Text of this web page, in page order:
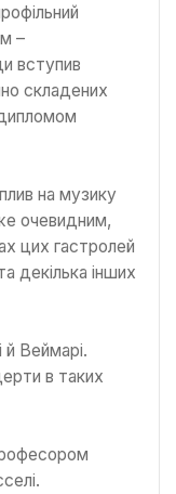
–
вступив
складених
на музику
очевидним,
цих гастролей
декілька інших
Веймарі.
в таких